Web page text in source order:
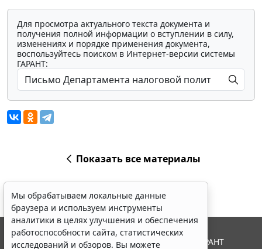
Для просмотра актуального текста документа и
получения полной информации о вступлении в силу,
изменениях и порядке применения документа,
воспользуйтесь поиском в Интернет-версии системы
ГАРАНТ:
Показать все материалы
Мы обрабатываем локальные данные
браузера и используем инструменты
аналитики в целях улучшения и обеспечения
работоспособности сайта, статистических
исследований и обзоров. Вы можете
© ООО "НПП "ГАРАНТ-СЕРВИС", 2026. Система ГАРАНТ